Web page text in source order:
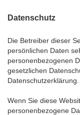
Datenschutz
Die Betreiber dieser
persönlichen Daten
personenbezogenen
gesetzlichen
Datenschutzerklärung.
Wenn Sie diese
personenbezogene